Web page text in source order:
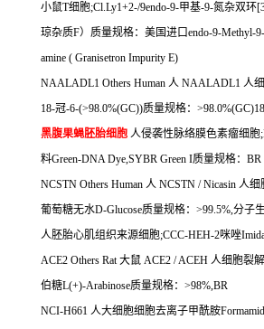
小鼠T细胞;Cl.Ly1+2-/9endo-9-甲基-9-氮杂双环
琼杂质F）质量规格：美国进口endo-9-Methyl-
amine ( Granisetron Impurity E)
NAALADL1 Others Human 人 NAALADL1 人
18-冠-6-(>98.0%(GC))质量规格：
黑腹果蝇胚胎细胞 人侵袭性脉络膜色素瘤细胞
料Green-DNA Dye,SYBR Green I质量规格： BR
NCSTN Others Human 人 NCSTN / Nicasin 人细
葡萄糖无水D-Glucose质量规格： >99.5%,分子
人胚胎心肌组织来源细胞;CCC-HEH-2咪唑
ACE2 Others Rat大鼠 ACE2 / ACEH 人细胞裂
伯糖L(+)-Arabinose质量规格： >98%,BR
NCI-H661 人大细胞细胞去离子甲酰胺